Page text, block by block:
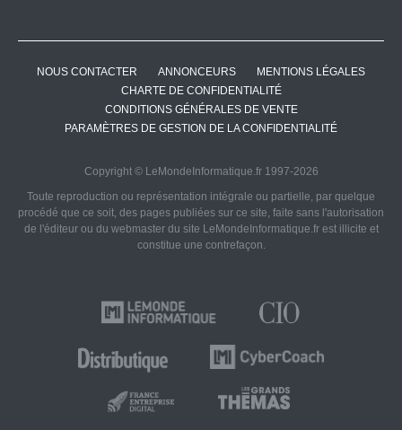
NOUS CONTACTER ANNONCEURS
MENTIONS LÉGALES
CHARTE DE CONFIDENTIALITÉ
CONDITIONS GÉNÉRALES DE VENTE
PARAMÈTRES DE GESTION DE LA CONFIDENTIALITÉ
Copyright © LeMondeInformatique.fr 1997-2026
Toute reproduction ou représentation intégrale ou partielle, par quelque
procédé que ce soit, des pages publiées sur ce site, faite sans l'autorisation
de l'éditeur ou du webmaster du site LeMondeInformatique.fr est illicite et
constitue une contrefaçon.